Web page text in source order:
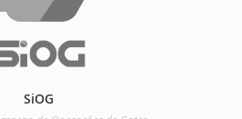
SiOG